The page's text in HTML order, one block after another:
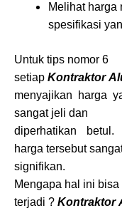
Melihat harga
spesifikasi
Untuk tips nomor 6
setiap Kontraktor
menyajikan harga
sangat jeli dan
diperhatikan betul.
harga tersebut
signifikan.
Mengapa hal ini bisa
terjadi ? Kontraktor